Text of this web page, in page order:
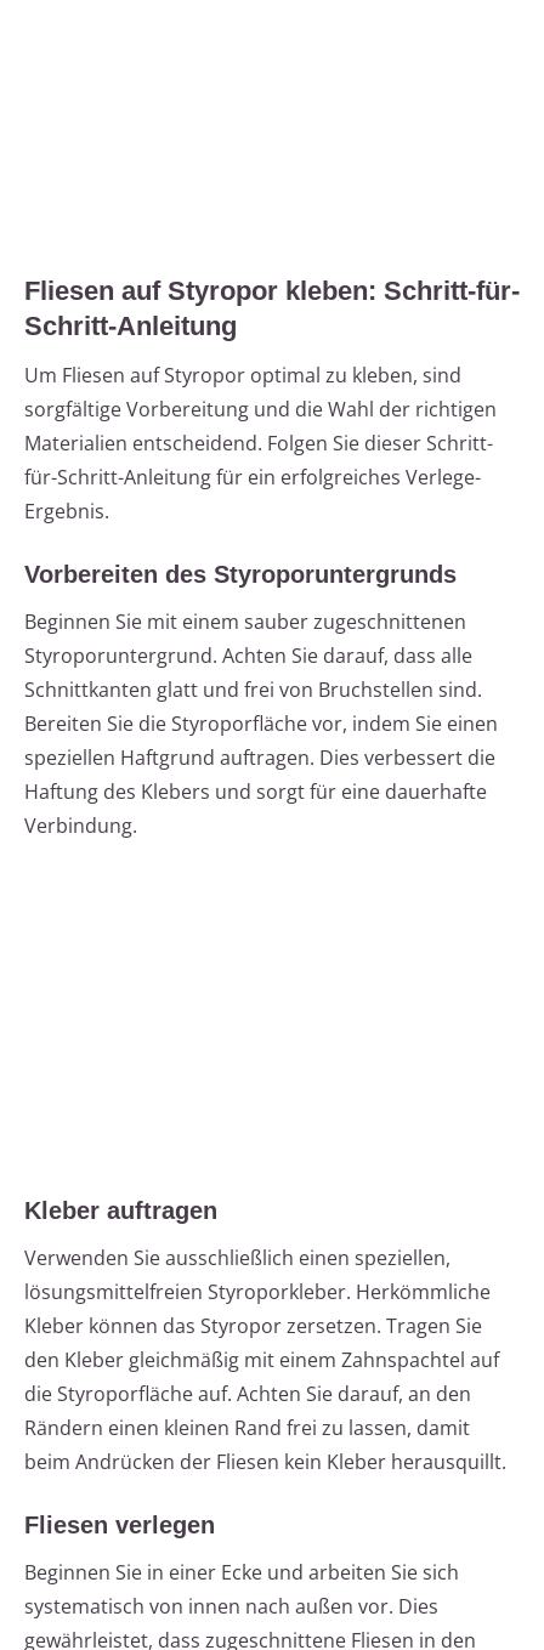
Fliesen auf Styropor kleben: Schritt-für-
Schritt-Anleitung
Um Fliesen auf Styropor optimal zu kleben, sind
sorgfältige Vorbereitung und die Wahl der richtigen
Materialien entscheidend. Folgen Sie dieser Schritt-
für-Schritt-Anleitung für ein erfolgreiches Verlege-
Ergebnis.
Vorbereiten des Styroporuntergrunds
Beginnen Sie mit einem sauber zugeschnittenen
Styroporuntergrund. Achten Sie darauf, dass alle
Schnittkanten glatt und frei von Bruchstellen sind.
Bereiten Sie die Styroporfläche vor, indem Sie einen
speziellen Haftgrund auftragen. Dies verbessert die
Haftung des Klebers und sorgt für eine dauerhafte
Verbindung.
Kleber auftragen
Verwenden Sie ausschließlich einen speziellen,
lösungsmittelfreien Styroporkleber. Herkömmliche
Kleber können das Styropor zersetzen. Tragen Sie
den Kleber gleichmäßig mit einem Zahnspachtel auf
die Styroporfläche auf. Achten Sie darauf, an den
Rändern einen kleinen Rand frei zu lassen, damit
beim Andrücken der Fliesen kein Kleber herausquillt.
Fliesen verlegen
Beginnen Sie in einer Ecke und arbeiten Sie sich
systematisch von innen nach außen vor. Dies
gewährleistet, dass zugeschnittene Fliesen in den